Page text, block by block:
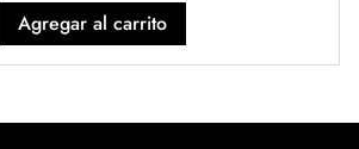
Agregar al carrito